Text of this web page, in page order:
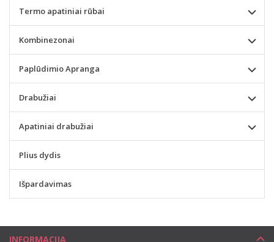
Termo apatiniai rūbai
Kombinezonai
Paplūdimio Apranga
Drabužiai
Apatiniai drabužiai
Plius dydis
Išpardavimas
INFORMACIJA